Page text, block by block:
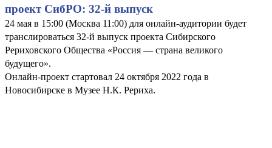
проект СибРО: 32-й выпуск
24 мая в 15:00 (Москва 11:00) для онлайн-аудитории будет
транслироваться 32-й выпуск проекта Сибирского
Рериховского Общества «Россия — страна великого
будущего».
Онлайн-проект стартовал 24 октября 2022 года в
Новосибирске в Музее Н.К. Рериха.